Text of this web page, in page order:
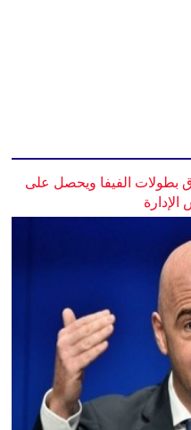
بطولات الفيفا ويحصل على